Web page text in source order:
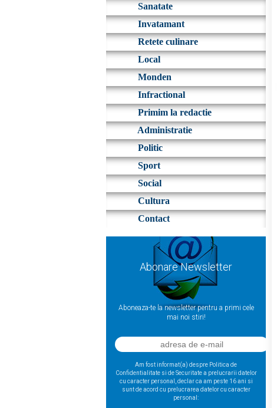
Sanatate
Invatamant
Retete culinare
Local
Monden
Infractional
Primim la redactie
Administratie
Politic
Sport
Social
Cultura
Contact
Abonare Newsletter
Aboneaza-te la newsletter pentru a primi cele
mai noi stiri!
Am fost informat(a) despre Politica de
Confidentialitate si de Securitate a prelucrarii datelor
cu caracter personal, declar ca am peste 16 ani si
sunt de acord cu prelucrarea datelor cu caracter
personal: